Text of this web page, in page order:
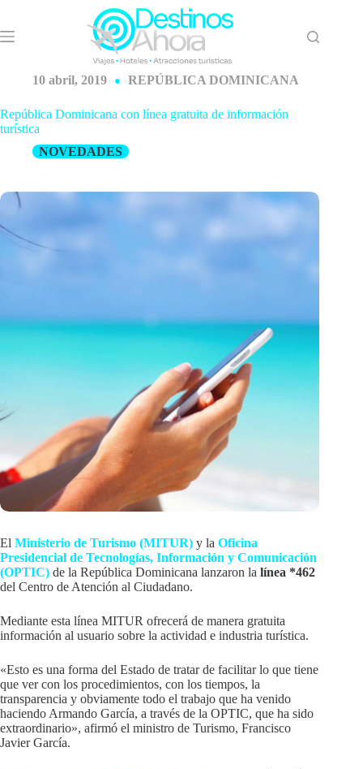
contenido
10 abril, 2019 REPÚBLICA DOMINICANA
República Dominicana con línea gratuita de información
turística
NOVEDADES
El Ministerio de Turismo (MITUR) y la Oficina
Presidencial de Tecnologías, Información y Comunicación
(OPTIC) de la República Dominicana lanzaron la línea *462
del Centro de Atención al Ciudadano.
Mediante esta línea MITUR ofrecerá de manera gratuita
información al usuario sobre la actividad e industria turística.
«Esto es una forma del Estado de tratar de facilitar lo que tiene
que ver con los procedimientos, con los tiempos, la
transparencia y obviamente todo el trabajo que ha venido
haciendo Armando García, a través de la OPTIC, que ha sido
extraordinario», afirmó el ministro de Turismo, Francisco
Javier García.